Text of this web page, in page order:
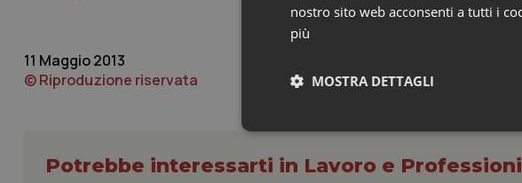
11 Maggio 2013
© Riproduzione riservata
Potrebbe interessarti in Lavoro e Professioni
nostro sito web acconsenti a tutti i
più
MOSTRA DETTAGLI
Necessari